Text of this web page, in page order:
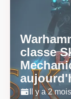
classe
Il y a 2 mois